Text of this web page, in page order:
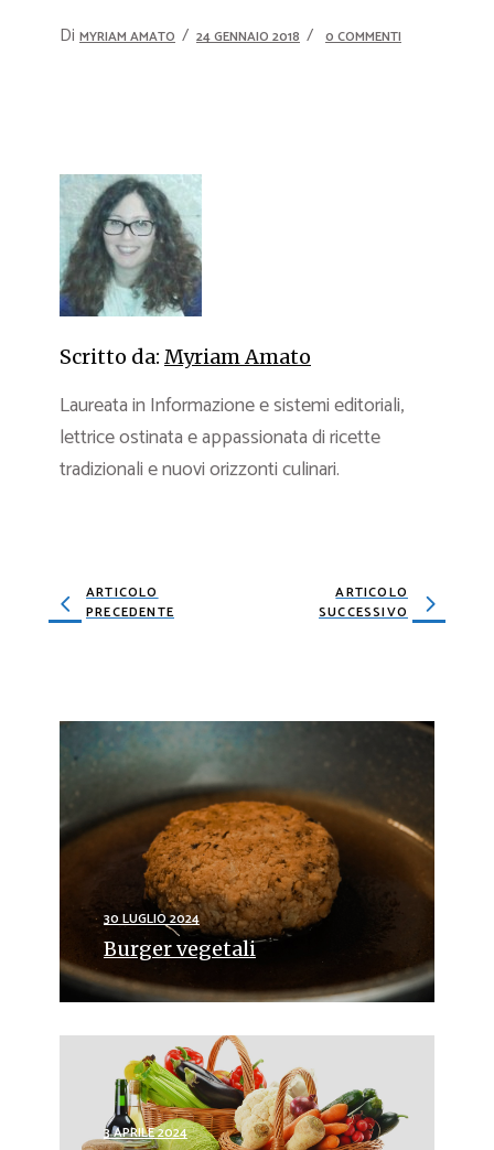
Di MYRIAM AMATO 24 GENNAIO 2018 0 COMMENTI
Scritto da: Myriam Amato
Laureata in Informazione e sistemi editoriali,
lettrice ostinata e appassionata di ricette
tradizionali e nuovi orizzonti culinari.
ARTICOLO
PRECEDENTE
ARTICOLO
SUCCESSIVO
30 LUGLIO 2024
Burger vegetali
3 APRILE 2024